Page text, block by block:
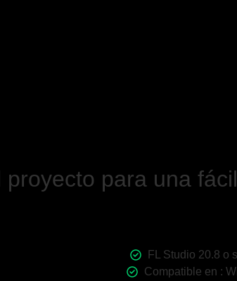
para una
FL Studio 20.8 o
Compatible en :